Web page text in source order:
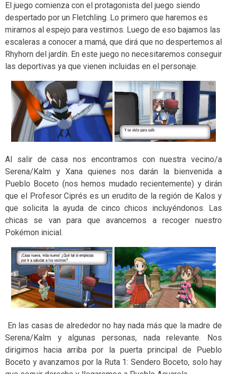
El juego comienza con el protagonista del juego siendo
despertado por un Fletchling. Lo primero que haremos es
mirarnos al espejo para vestirnos. Luego de eso bajamos las
escaleras a conocer a mamá, que dirá que no despertemos al
Rhyhorn del jardín. En este juego no necesitaremos conseguir
las deportivas ya que vienen incluidas en el personaje.
Al salir de casa nos encontramos con nuestra vecino/a
Serena/Kalm y Xana quienes nos darán la bienvenida a
Pueblo Boceto (nos hemos mudado recientemente) y dirán
que el Profesor Ciprés es un erudito de la región de Kalos y
que solicita la ayuda de cinco chicos incluyéndonos. Las
chicas se van para que avancemos a recoger nuestro
Pokémon inicial.
En las casas de alrededor no hay nada más que la madre de
Serena/Kalm y algunas personas, nada relevante. Nos
dirigimos hacia arriba por la puerta principal de Pueblo
Boceto y avanzamos por la Ruta 1: Sendero Boceto, solo hay